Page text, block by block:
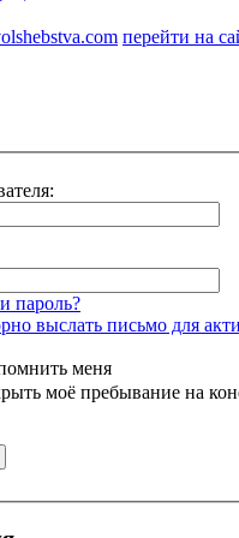
перейти на
пароль?
выслать письмо для
меня
моё пребывание на